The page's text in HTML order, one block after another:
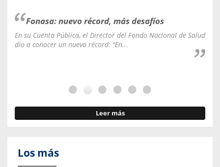
Fonasa: nuevo récord, más desafíos
En su Cuenta Pública, el Director del Fondo Nacional de Salud
dio a conocer un nuevo récord: “En...
Leer más
Los más